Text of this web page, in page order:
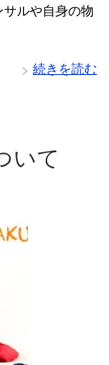
ルや自身の物
続きを読む
いて